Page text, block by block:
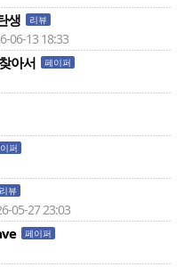
생 리뷰
06-13 18:33
아서 페이퍼
퍼
리뷰
05-27 23:03
페이퍼